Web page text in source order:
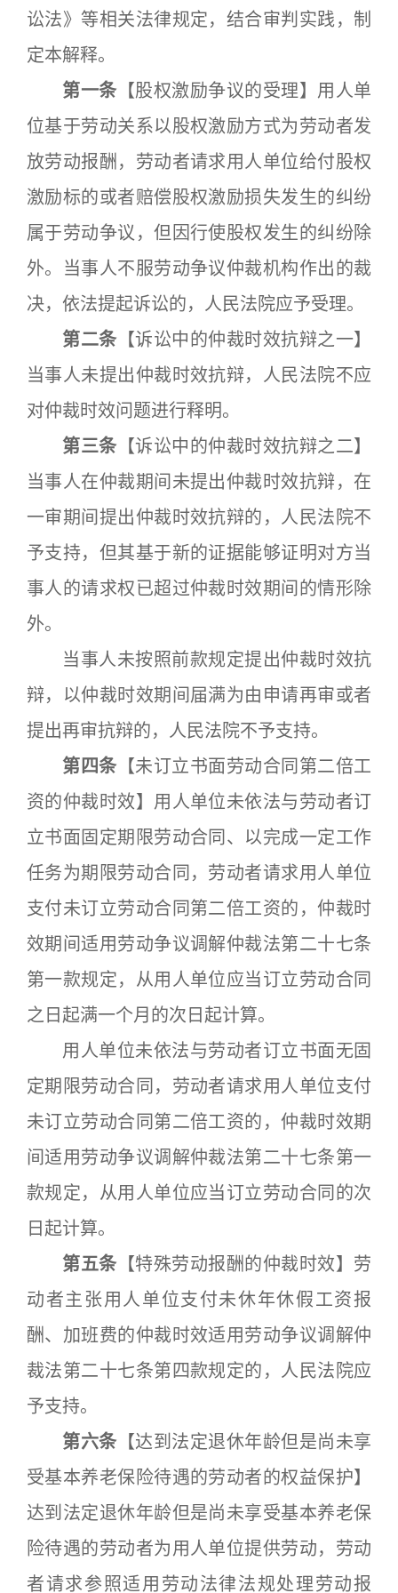
讼法》等相关法律规定，结合审判实践，制
定本解释。
第一条 【股权激励争议的受理】用人单
位基于劳动关系以股权激励方式为劳动者发
放劳动报酬，劳动者请求用人单位给付股权
激励标的或者赔偿股权激励损失发生的纠纷
属于劳动争议，但因行使股权发生的纠纷除
外。当事人不服劳动争议仲裁机构作出的裁
决，依法提起诉讼的，人民法院应予受理。
第二条 【诉讼中的仲裁时效抗辩之一】
当事人未提出仲裁时效抗辩，人民法院不应
对仲裁时效问题进行释明。
第三条 【诉讼中的仲裁时效抗辩之二】
当事人在仲裁期间未提出仲裁时效抗辩，在
一审期间提出仲裁时效抗辩的，人民法院不
予支持，但其基于新的证据能够证明对方当
事人的请求权已超过仲裁时效期间的情形除
外。
当事人未按照前款规定提出仲裁时效抗
辩，以仲裁时效期间届满为由申请再审或者
提出再审抗辩的，人民法院不予支持。
第四条 【未订立书面劳动合同第二倍工
资的仲裁时效】用人单位未依法与劳动者订
立书面固定期限劳动合同、以完成一定工作
任务为期限劳动合同，劳动者请求用人单位
支付未订立劳动合同第二倍工资的，仲裁时
效期间适用劳动争议调解仲裁法第二十七条
第一款规定，从用人单位应当订立劳动合同
之日起满一个月的次日起计算。
用人单位未依法与劳动者订立书面无固
定期限劳动合同，劳动者请求用人单位支付
未订立劳动合同第二倍工资的，仲裁时效期
间适用劳动争议调解仲裁法第二十七条第一
款规定，从用人单位应当订立劳动合同的次
日起计算。
第五条 【特殊劳动报酬的仲裁时效】劳
动者主张用人单位支付未休年休假工资报
酬、加班费的仲裁时效适用劳动争议调解仲
裁法第二十七条第四款规定的，人民法院应
予支持。
第六条 【达到法定退休年龄但是尚未享
受基本养老保险待遇的劳动者的权益保护】
达到法定退休年龄但是尚未享受基本养老保
险待遇的劳动者为用人单位提供劳动，劳动
者请求参照适用劳动法律法规处理劳动报